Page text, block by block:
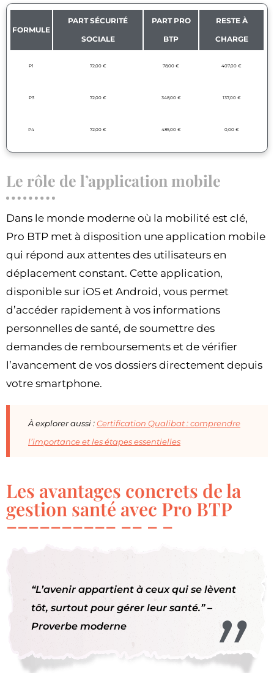
FORMULE
PART SÉCURITÉ
SOCIALE
PART PRO
BTP
RESTE À
CHARGE
P1 72,00 € 78,00 € 407,00 €
P3 72,00 € 348,00 € 137,00 €
P4 72,00 € 485,00 € 0,00 €
Le rôle de l’application mobile
Dans le monde moderne où la mobilité est clé,
Pro BTP met à disposition une application mobile
qui répond aux attentes des utilisateurs en
déplacement constant. Cette application,
disponible sur iOS et Android, vous permet
d’accéder rapidement à vos informations
personnelles de santé, de soumettre des
demandes de remboursements et de vérifier
l’avancement de vos dossiers directement depuis
votre smartphone.
À explorer aussi :Certification Qualibat : comprendre
l’importance et les étapes essentielles
Les avantages concrets de la
gestion santé avec Pro BTP
“L’avenir appartient à ceux qui se lèvent
tôt, surtout pour gérer leur santé.” –
Proverbe moderne